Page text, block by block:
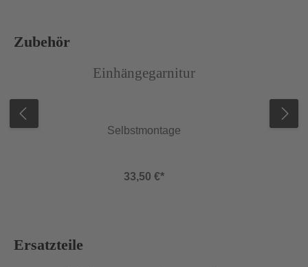
ent­fernt wird, während der Benutzer auf dem
ausgezogen 2,46 m zusammengeschoben
Lichte Weite 370 mm
Produktgalerie überspringen
Zubehör
Einhängegarnitur
Selbstmontage
33,50 €*
Produktgalerie überspringen
Ersatzteile